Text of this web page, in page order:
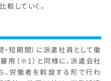
較していく。
短期間）に派遣社員として働
用（※1）と同様に、派遣会社
、労働者を斡旋する形で行わ